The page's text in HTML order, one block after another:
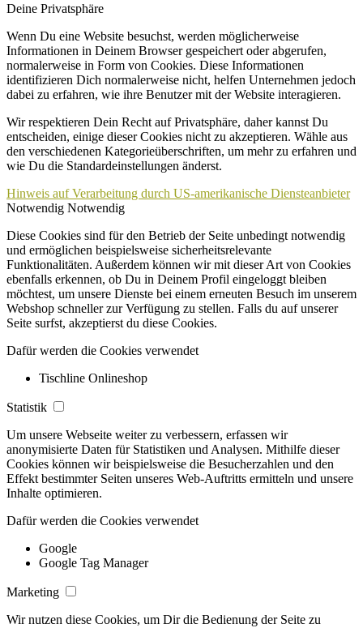
Deine Privatsphäre
Wenn Du eine Website besuchst, werden möglicherweise
Informationen in Deinem Browser gespeichert oder abgerufen,
normalerweise in Form von Cookies. Diese Informationen
identifizieren Dich normalerweise nicht, helfen Unternehmen jedoch
dabei zu erfahren, wie ihre Benutzer mit der Website interagieren.
Wir respektieren Dein Recht auf Privatsphäre, daher kannst Du
entscheiden, einige dieser Cookies nicht zu akzeptieren. Wähle aus
den verschiedenen Kategorieüberschriften, um mehr zu erfahren und
wie Du die Standardeinstellungen änderst.
Hinweis auf Verarbeitung durch US-amerikanische Diensteanbieter
Notwendig Notwendig
Diese Cookies sind für den Betrieb der Seite unbedingt notwendig
und ermöglichen beispielsweise sicherheitsrelevante
Funktionalitäten. Außerdem können wir mit dieser Art von Cookies
ebenfalls erkennen, ob Du in Deinem Profil eingeloggt bleiben
möchtest, um unsere Dienste bei einem erneuten Besuch im unserem
Webshop schneller zur Verfügung zu stellen. Falls du auf unserer
Seite surfst, akzeptierst du diese Cookies.
Dafür werden die Cookies verwendet
Tischline Onlineshop
Statistik
Um unsere Webseite weiter zu verbessern, erfassen wir
anonymisierte Daten für Statistiken und Analysen. Mithilfe dieser
Cookies können wir beispielsweise die Besucherzahlen und den
Effekt bestimmter Seiten unseres Web-Auftritts ermitteln und unsere
Inhalte optimieren.
Dafür werden die Cookies verwendet
Google
Google Tag Manager
Marketing
Wir nutzen diese Cookies, um Dir die Bedienung der Seite zu